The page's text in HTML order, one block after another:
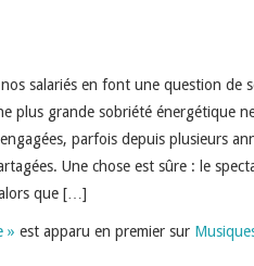
salariés en font une question de
plus grande sobriété énergétique
parfois depuis plusieurs
Une chose est sûre : le
que […]
» est apparu en premier sur